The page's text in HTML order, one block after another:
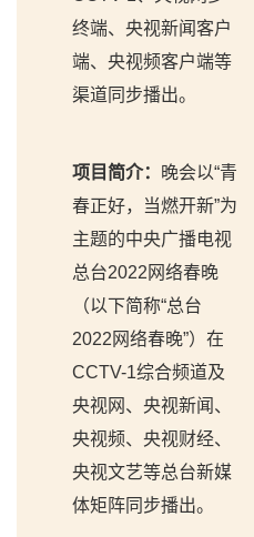
终端、央视新闻客户
端、央视频客户端等
渠道同步播出。
项目简介： 晚会以“青
春正好，当燃开新”为
主题的中央广播电视
总台2022网络春晚
（以下简称“总台
2022网络春晚”）在
CCTV-1综合频道及
央视网、央视新闻、
央视频、央视财经、
央视文艺等总台新媒
体矩阵同步播出。